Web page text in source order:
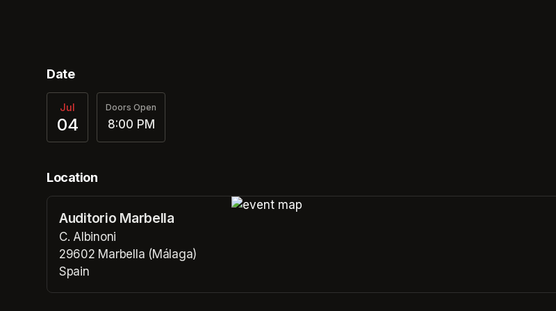
Date
Jul
04
Doors Open
8:00 PM
Location
Auditorio Marbella
C. Albinoni
29602 Marbella (Málaga)
Spain
(opens in a new tab)